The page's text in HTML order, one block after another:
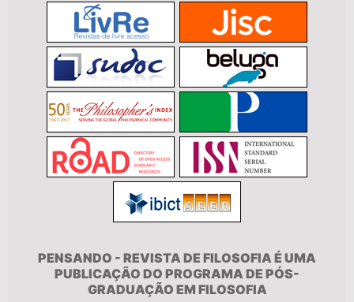
PENSANDO - REVISTA DE FILOSOFIA É UMA
PUBLICAÇÃO DO PROGRAMA DE PÓS-
GRADUAÇÃO EM FILOSOFIA